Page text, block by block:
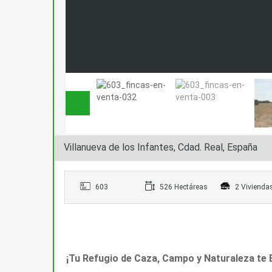
Villanueva de los Infantes, Cdad. Real, España
603 526 Hectáreas 2
¡Tu Refugio de Caza, Campo y Naturaleza te